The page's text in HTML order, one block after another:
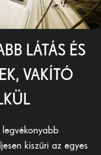
LÁTÁS ÉS
VAKÍTÓ
kiszűri az egyes